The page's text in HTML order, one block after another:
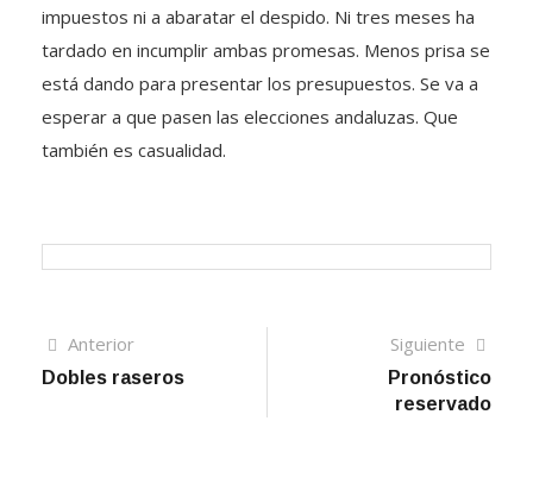
impuestos ni a abaratar el despido. Ni tres meses ha
tardado en incumplir ambas promesas. Menos prisa se
está dando para presentar los presupuestos. Se va a
esperar a que pasen las elecciones andaluzas. Que
también es casualidad.
Navegación
de
AnteriorArtículo
anterior
Dobles raseros
Siguiente
Pronóstico
reservado